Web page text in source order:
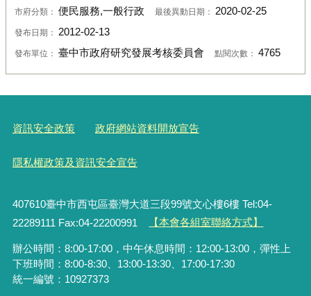
市府分類： 便民服務,一般行政 最後異動日期： 2020-02-25
發布日期： 2012-02-13
發布單位： 臺中市政府研究發展考核委員會 點閱次數： 4765
資訊安全政策 政府網站資料開放宣告
隱私權政策及資訊安全宣告
407610臺中市西屯區臺灣大道三段99號文心樓6樓 Tel:04-
22289111 Fax:04-22200991
【本會各組室聯絡方式】
辦公時間：8:00-17:00，中午休息時間：12:00-13:00，彈性上
下班時間：8:00-8:30、13:00-13:30、17:00-17:30
統一編號：10927373